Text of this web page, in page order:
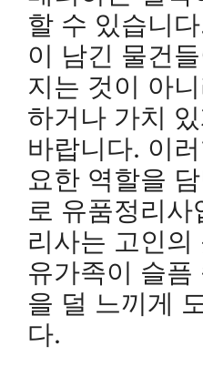
할 수 있습니
이 남긴 물건
지는 것이 아
하거나 가치
바랍니다. 이
요한 역할을
로 유품정리사
리사는 고인의
유가족이 슬
을 덜 느끼게
다.